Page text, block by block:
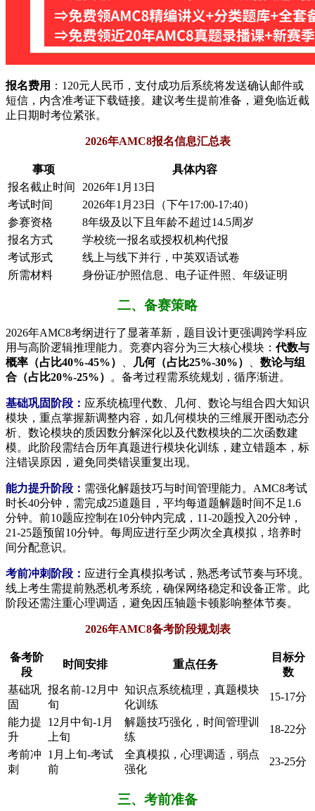
报名费用 ：120元人民币，支付成功后系统将发送确认邮件或
短信，内含准考证下载链接。建议考生提前准备，避免临近截
止日期时考位紧张。
2026年AMC8报名信息汇总表
事项
具体内容
报名截止时间
2026年1月13日
考试时间
2026年1月23日（下午17:00-17:40）
参赛资格
8年级及以下且年龄不超过14.5周岁
报名方式
学校统一报名或授权机构代报
考试形式
线上与线下并行，中英双语试卷
所需材料
身份证/护照信息、电子证件照、年级证明
二、备赛策略
2026年AMC8考纲进行了显著革新，题目设计更强调跨学科应
用与高阶逻辑推理能力。竞赛内容分为三大核心模块： 代数与
概率（占比40%-45%）
几何（占比25%-30%）
数论与组
合（占比20%-25%）
。备考过程需系统规划，循序渐进。
基础巩固阶段： 应系统梳理代数、几何、数论与组合四大知识
模块，重点掌握新调整内容，如几何模块的三维展开图动态分
析、数论模块的质因数分解深化以及代数模块的二次函数建
模。此阶段需结合历年真题进行模块化训练，建立错题本，标
注错误原因，避免同类错误重复出现。
能力提升阶段： 需强化解题技巧与时间管理能力。AMC8考试
时长40分钟，需完成25道题目，平均每道题解题时间不足1.6
分钟。前10题应控制在10分钟内完成，11-20题投入20分钟，
21-25题预留10分钟。每周应进行至少两次全真模拟，培养时
间分配意识。
考前冲刺阶段： 应进行全真模拟考试，熟悉考试节奏与环境。
线上考生需提前熟悉机考系统，确保网络稳定和设备正常。此
阶段还需注重心理调适，避免因压轴题卡顿影响整体节奏。
2026年AMC8备考阶段规划表
备考阶
段
时间安排 重点任务
目标分
数
基础巩
固
报名前-12月中
旬
知识点系统梳理，真题模块
化训练
15-17分
能力提
升
12月中旬-1月
上旬
解题技巧强化，时间管理训
练
18-22分
考前冲
刺
1月上旬-考试
前
全真模拟，心理调适，弱点
强化
23-25分
三、考前准备